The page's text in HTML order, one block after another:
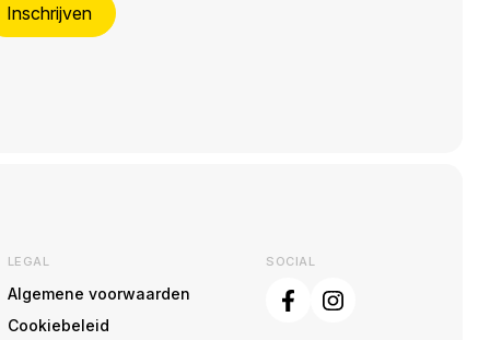
Inschrijven
LEGAL
Algemene voorwaarden
Cookiebeleid
SOCIAL